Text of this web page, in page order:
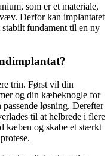
som er et materiale,
Derfor kan implantatet
fundament til en ny
trin. Først vil din
og din kæbeknogle for
løsning. Derefter
til at helbrede i flere
kæben og skabe et stærkt